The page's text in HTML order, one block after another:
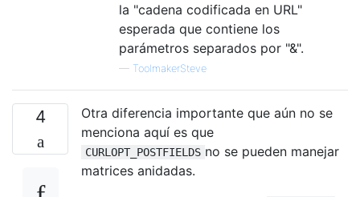
la "cadena codificada en URL"
esperada que contiene los
parámetros separados por "&".
— ToolmakerSteve
4
Otra diferencia importante que aún no se
menciona aquí es que
CURLOPT_POSTFIELDS no se pueden manejar
matrices anidadas.